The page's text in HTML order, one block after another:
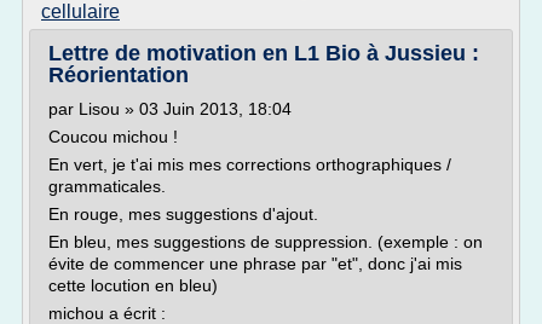
cellulaire
Lettre de motivation en L1 Bio à Jussieu :
Réorientation
par Lisou » 03 Juin 2013, 18:04
Coucou michou !
En vert, je t'ai mis mes corrections orthographiques /
grammaticales.
En rouge, mes suggestions d'ajout.
En bleu, mes suggestions de suppression. (exemple : on
évite de commencer une phrase par "et", donc j'ai mis
cette locution en bleu)
michou a écrit :